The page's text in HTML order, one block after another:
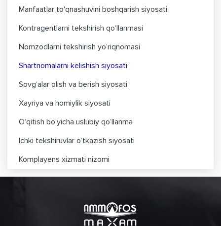
Manfaatlar to'qnashuvini boshqarish siyosati
Kontragentlarni tekshirish qo‘llanmasi
Nomzodlarni tekshirish yo‘riqnomasi
Shartnomalarni kelishish siyosati
Sovg‘alar olish va berish siyosati
Xayriya va homiylik siyosati
O‘qitish bo‘yicha uslubiy qo‘llanma
Ichki tekshiruvlar o‘tkazish siyosati
Komplayens xizmati nizomi